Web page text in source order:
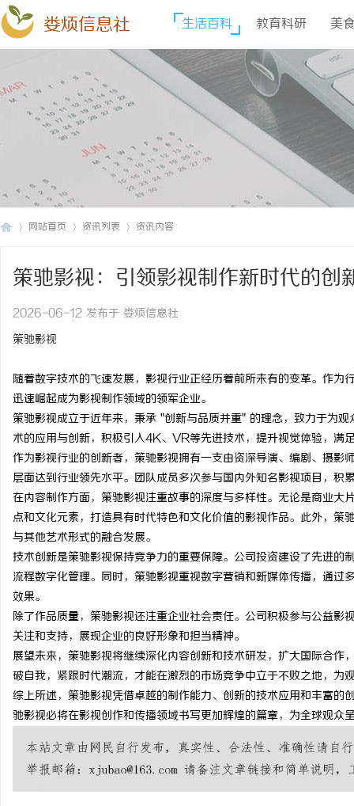
娄烦信息社 生活百科 教育科研 美
网站首页 资讯列表 资讯内容
策驰影视：引领影视制作新时代的创
2026-06-12 发布于 娄烦信息社
策驰影视
随着数字技术的飞速发展，影视行业正经历着前所未有的变革。作
迅速崛起成为影视制作领域的领军企业。
策驰影视成立于近年来，秉承 "创新与品质并重" 的理念，致力于为
术的应用与创新，积极引入4K、VR等先进技术，提升视觉体验，满
作为影视行业的创新者，策驰影视拥有一支由资深导演、编剧、摄
层面达到行业领先水平。团队成员多次参与国内外知名影视项目，积
在内容制作方面，策驰影视注重故事的深度与多样性。无论是商业
点和文化元素，打造具有时代特色和文化价值的影视作品。此外，
与其他艺术形式的融合发展。
技术创新是策驰影视保持竞争力的重要保障。公司投资建设了先进
流程数字化管理。同时，策驰影视重视数字营销和新媒体传播，通
效果。
除了作品质量，策驰影视还注重企业社会责任。公司积极参与公益
关注和支持，展现企业的良好形象和担当精神。
展望未来，策驰影视将继续深化内容创新和技术研发，扩大国际合
破自我，紧跟时代潮流，才能在激烈的市场竞争中立于不败之地，为
综上所述，策驰影视凭借卓越的制作能力、创新的技术应用和丰富
驰影视必将在影视创作和传播领域书写更加辉煌的篇章，为全球观众
武汉配眼镜 上海配眼镜